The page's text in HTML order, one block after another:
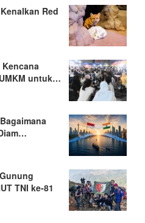
Red
untuk…
TNI ke-81